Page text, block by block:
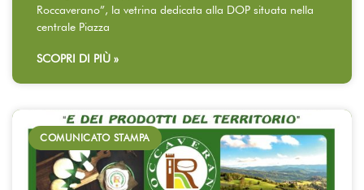
Roccaverano”, la vetrina dedicata alla DOP situata nella
centrale Piazza
SCOPRI DI PIÙ »
COMUNICATO STAMPA